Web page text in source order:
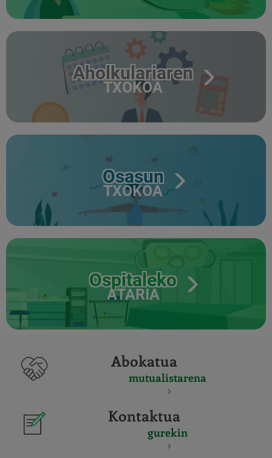
Aholkulariaren
TXOKOA
Osasun
TXOKOA
Ospitaleko
ATARIA
Abokatua
mutualistarena
Kontaktua
gurekin